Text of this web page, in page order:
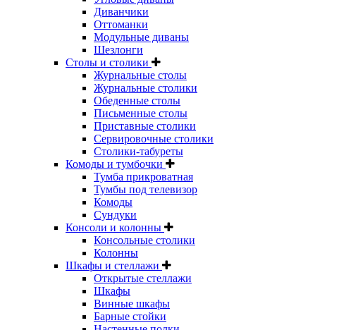
Диванчики
Оттоманки
Модульные диваны
Шезлонги
Столы и столики
Журнальные столы
Журнальные столики
Обеденные столы
Письменные столы
Приставные столики
Сервировочные столики
Столики-табуреты
Комоды и тумбочки
Тумба прикроватная
Тумбы под телевизор
Комоды
Сундуки
Консоли и колонны
Консольные столики
Колонны
Шкафы и стеллажи
Открытые стеллажи
Шкафы
Винные шкафы
Барные стойки